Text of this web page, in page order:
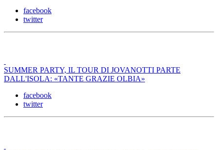
facebook
twitter
SUMMER PARTY, IL TOUR DI JOVANOTTI PARTE
DALL'ISOLA: «TANTE GRAZIE OLBIA»
facebook
twitter